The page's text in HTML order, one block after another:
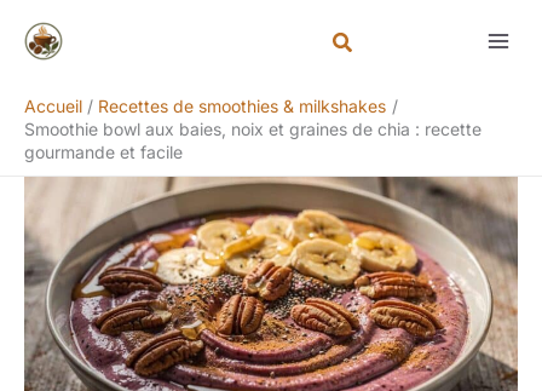
Accueil
Recettes de smoothies & milkshakes
Smoothie bowl aux baies, noix et graines de chia : recette
gourmande et facile